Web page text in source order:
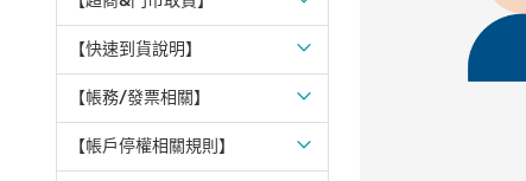
【快速到貨說明】
【帳務/發票相關】
【帳戶停權相關規則】